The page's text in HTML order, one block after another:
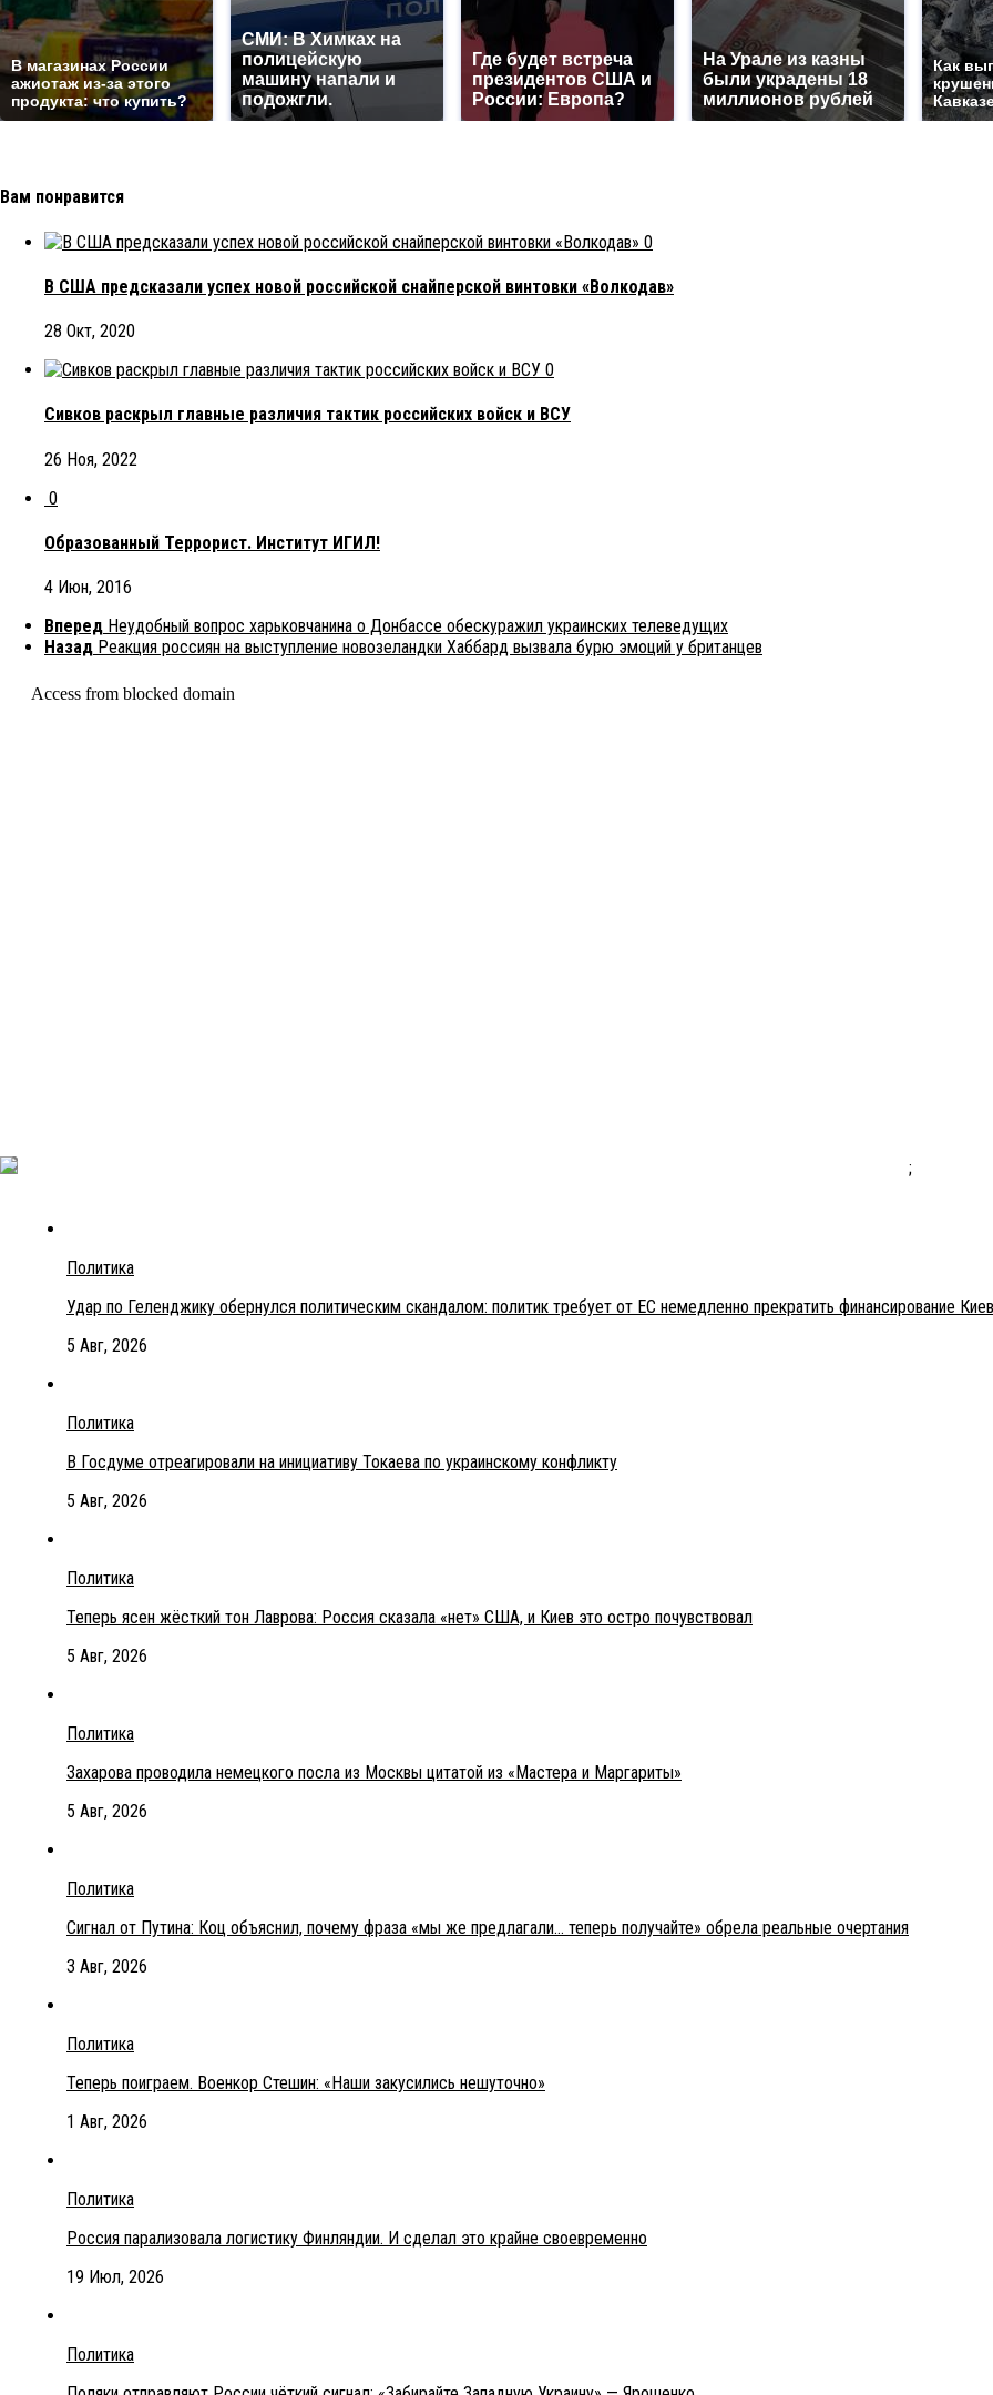
В магазинах России
ажиотаж из-за этого
продукта: что купить?
СМИ: В Химках на
полицейскую
машину напали и
подожгли.
Где будет встреча
президентов США и
России: Европа?
На Урале из казны
были украдены 18
миллионов рублей
Как
Вам понравится
0
В США предсказали успех новой российской снайперской винтовки «Волкодав»
28 Окт, 2020
0
Сивков раскрыл главные различия тактик российских войск и ВСУ
26 Ноя, 2022
0
Образованный Террорист. Институт ИГИЛ!
4 Июн, 2016
Вперед Неудобный вопрос харьковчанина о Донбассе обескуражил украинских телеведущих
Назад Реакция россиян на выступление новозеландки Хаббард вызвала бурю эмоций у британцев
;
Политика
Удар по Геленджику обернулся политическим скандалом: политик требует от ЕС немедленно прекратить финансирование
5 Авг, 2026
Политика
В Госдуме отреагировали на инициативу Токаева по украинскому конфликту
5 Авг, 2026
Политика
Теперь ясен жёсткий тон Лаврова: Россия сказала «нет» США, и Киев это остро почувствовал
5 Авг, 2026
Политика
Захарова проводила немецкого посла из Москвы цитатой из «Мастера и Маргариты»
5 Авг, 2026
Политика
Сигнал от Путина: Коц объяснил, почему фраза «мы же предлагали… теперь получайте» обрела реальные очертания
3 Авг, 2026
Политика
Теперь поиграем. Военкор Стешин: «Наши закусились нешуточно»
1 Авг, 2026
Политика
Россия парализовала логистику Финляндии. И сделал это крайне своевременно
19 Июл, 2026
Политика